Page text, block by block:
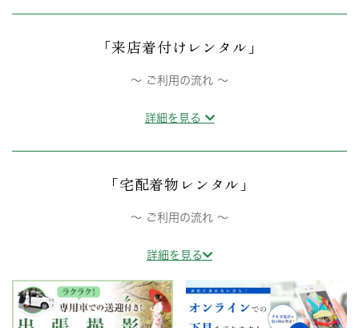
「来店着付けレンタル」
〜 ご利用の流れ 〜
詳細を見る
「宅配着物レンタル」
〜 ご利用の流れ 〜
詳細を見る